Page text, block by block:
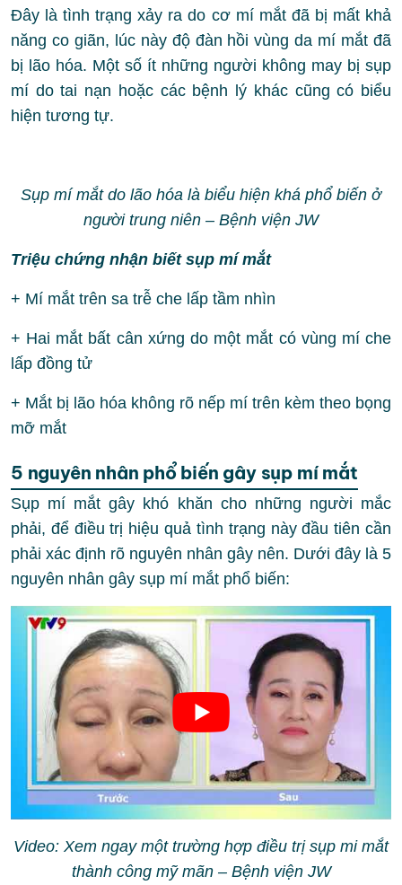
Đây là tình trạng xảy ra do cơ mí mắt đã bị mất khả
năng co giãn, lúc này độ đàn hồi vùng da mí mắt đã
bị lão hóa. Một số ít những người không may bị sụp
mí do tai nạn hoặc các bệnh lý khác cũng có biểu
hiện tương tự.
Sụp mí mắt do lão hóa là biểu hiện khá phổ biến ở
người trung niên – Bệnh viện JW
Triệu chứng nhận biết sụp mí mắt
+ Mí mắt trên sa trễ che lấp tầm nhìn
+ Hai mắt bất cân xứng do một mắt có vùng mí che
lấp đồng tử
+ Mắt bị lão hóa không rõ nếp mí trên kèm theo bọng
mỡ mắt
5 nguyên nhân phổ biến gây sụp mí mắt
Sụp mí mắt gây khó khăn cho những người mắc
phải, để điều trị hiệu quả tình trạng này đầu tiên cần
phải xác định rõ nguyên nhân gây nên. Dưới đây là 5
nguyên nhân gây sụp mí mắt phổ biến:
Video: Xem ngay một trường hợp điều trị sụp mi mắt
thành công mỹ mãn – Bệnh viện JW